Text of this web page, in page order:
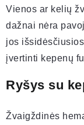
Vienos ar kelių
dažnai nėra
jos
įvertinti kepenų
Ryšys su
Žvaigždinės